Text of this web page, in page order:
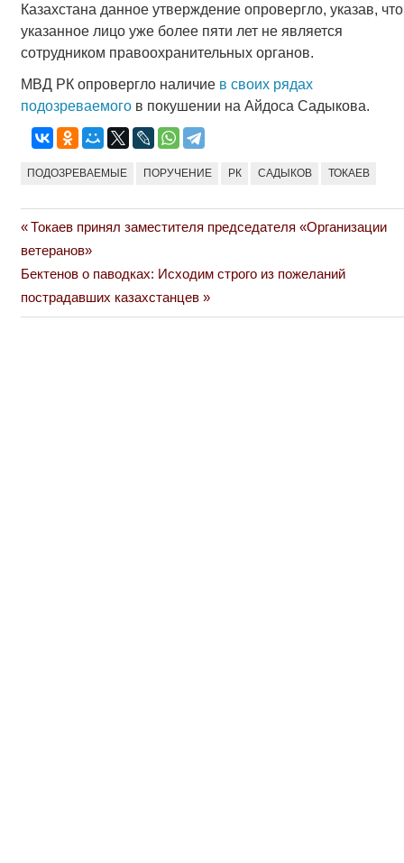
Казахстана данное утверждение опровергло, указав, что
указанное лицо уже более пяти лет не является
сотрудником правоохранительных органов.
МВД РК опровергло наличие в своих рядах
подозреваемогов покушении на Айдоса Садыкова.
ПОДОЗРЕВАЕМЫЕ ПОРУЧЕНИЕ РК САДЫКОВ ТОКАЕВ
Навигация
по
записям
Previous
Post:
Токаев принял заместителя председателя «Организации
ветеранов»
Next
Post:
Бектенов о паводках: Исходим строго из пожеланий
пострадавших казахстанцев